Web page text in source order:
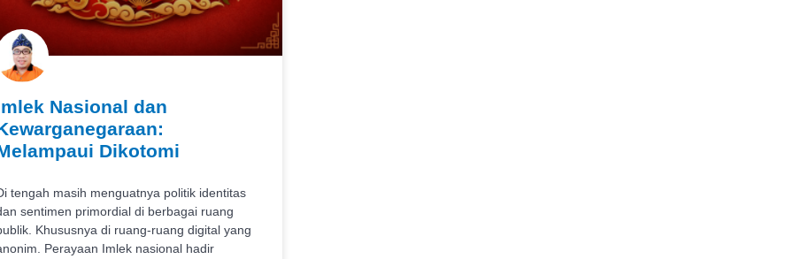
Nasional dan
Dikotomi
tengah masih menguatnya politik identitas
sentimen primordial di berbagai ruang
Khususnya di ruang-ruang digital yang
Perayaan Imlek nasional hadir